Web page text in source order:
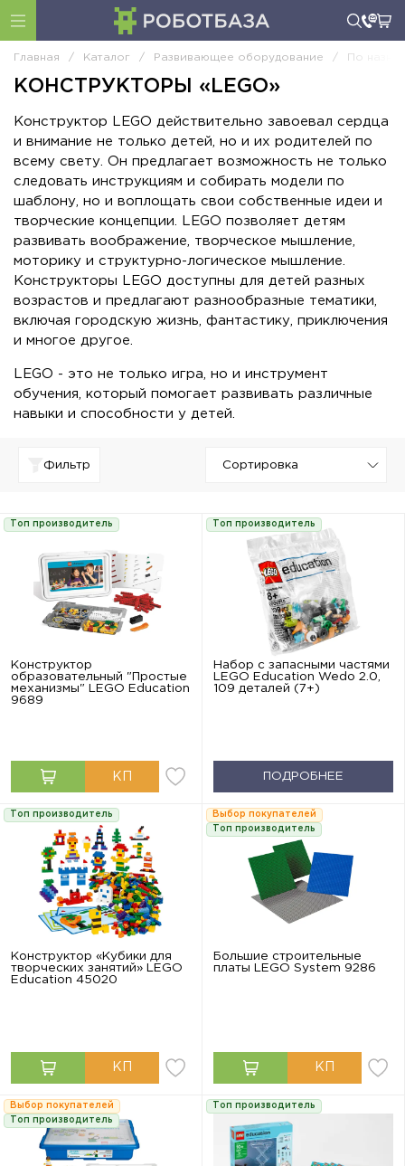
Главная / Каталог / Развивающее оборудование / По
КОНСТРУКТОРЫ «LEGO»
Конструктор LEGO действительно завоевал сердца
и внимание не только детей, но и их родителей по
всему свету. Он предлагает возможность не только
следовать инструкциям и собирать модели по
шаблону, но и воплощать свои собственные идеи и
творческие концепции. LEGO позволяет детям
развивать воображение, творческое мышление,
моторику и структурно-логическое мышление.
Конструкторы LEGO доступны для детей разных
возрастов и предлагают разнообразные тематики,
включая городскую жизнь, фантастику, приключения
и многое другое.
LEGO - это не только игра, но и инструмент
обучения, который помогает развивать различные
навыки и способности у детей.
Фильтр
Топ производитель
Конструктор
образовательный "Простые
механизмы" LEGO Education
9689
Топ производитель
Набор с запасными частями
LEGO Education Wedo 2.0,
109 деталей (7+)
ПОДРОБНЕЕ
Топ производитель
Конструктор «Кубики для
творческих занятий» LEGO
Education 45020
Выбор покупателей
Топ производитель
Большие строительные
платы LEGO System 9286
Выбор покупателей
Топ производитель
Топ производитель